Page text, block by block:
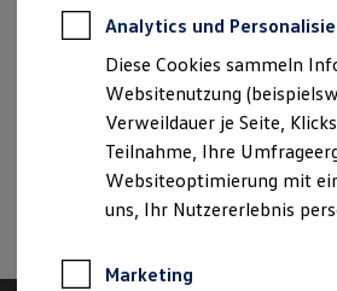
Autokredit mit
Versicherungen und
Kfz-Versicherung
Garantien
Wartungsverträge
Geschäftskunden
Professional Class bei
Großkunden
Behörden
Anpfiff zum Gewinn
(
Analytics und
Diese Cookies sammeln
Websitenutzung
Verweildauer je Seite,
Teilnahme, Ihre
Websiteoptimierung mit
uns, Ihr Nutzererlebnis
Marketing